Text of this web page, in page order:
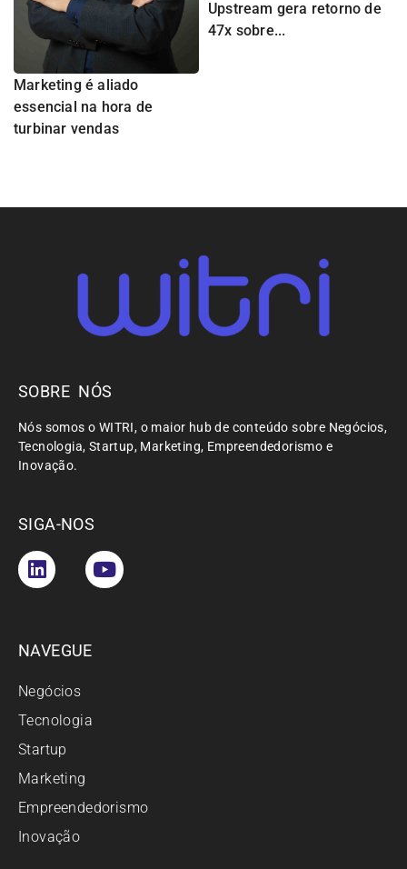
Marketing é aliado
essencial na hora de
turbinar vendas
Upstream gera retorno de
47x sobre...
SOBRE NÓS
Nós somos o WITRI, o maior hub de conteúdo sobre Negócios,
Tecnologia, Startup, Marketing, Empreendedorismo e
Inovação.
SIGA-NOS
NAVEGUE
Negócios
Tecnologia
Startup
Marketing
Empreendedorismo
Inovação